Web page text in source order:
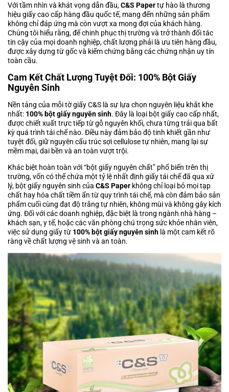
Với tầm nhìn và khát vọng dẫn đầu,C&S Papertự hào là thương
hiệu giấy cao cấp hàng đầu quốc tế, mang đến những sản phẩm
không chỉ đáp ứng mà còn vượt xa mong đợi của khách hàng.
Chúng tôi hiểu rằng, để chinh phục thị trường và trở thành đối tác
tin cậy của mọi doanh nghiệp, chất lượng phải là ưu tiên hàng đầu,
được xây dựng từ gốc và kiểm chứng bằng các chứng nhận uy tín
toàn cầu.
Cam Kết Chất Lượng Tuyệt Đối: 100% Bột Giấy
Nguyên Sinh
Nền tảng của mỗi tờ giấy C&S là sự lựa chọn nguyên liệu khắt khe
nhất: 100% bột giấy nguyên sinh. Đây là loại bột giấy cao cấp nhất,
được chiết xuất trực tiếp từ gỗ nguyên khối, chưa từng trải qua bất
kỳ quá trình tái chế nào. Điều này đảm bảo độ tinh khiết gần như
tuyệt đối, giữ nguyên cấu trúc sợi cellulose tự nhiên, mang lại sự
mềm mại, dai bền và an toàn vượt trội.
Khác biệt hoàn toàn với “bột giấy nguyên chất” phổ biến trên thị
trường, vốn có thể chứa một tỷ lệ nhất định giấy tái chế đã qua xử
lý, bột giấy nguyên sinh của C&S Paper không chỉ loại bỏ mọi tạp
chất hay hóa chất tiềm ẩn từ quy trình tái chế, mà còn đảm bảo sản
phẩm cuối cùng đạt độ trắng tự nhiên, không mùi và không gây kích
ứng. Đối với các doanh nghiệp, đặc biệt là trong ngành nhà hàng –
khách sạn, y tế, hoặc các văn phòng chú trọng sức khỏe nhân viên,
việc sử dụng giấy từ 100% bột giấy nguyên sinh là một cam kết rõ
ràng về chất lượng vệ sinh và an toàn.